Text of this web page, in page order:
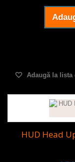
Adaugă la
HUD Head